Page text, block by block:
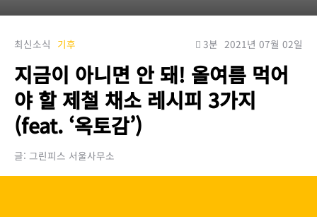
최신소식 기후 3분 2021년 07월 02일
지금이 아니면 안 돼! 올여름 먹어
야 할 제철 채소 레시피 3가지
(feat. ‘옥토감’)
글: 그린피스 서울사무소